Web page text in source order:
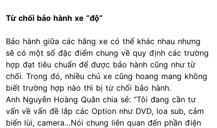
Từ chối bảo hành xe “độ”
Bảo hành giữa các hãng xe có thể khác nhau nhưng
sẽ có một số đặc điểm chung về quy định các trường
hợp đạt tiêu chuẩn để được bảo hành cũng như từ
chối. Trong đó, nhiều chủ xe cũng hoang mang không
biết trường hợp nào thì bị từ chối bảo hành.
Anh Nguyễn Hoàng Quân chia sẻ: “Tôi đang cần tư
vấn về vấn đề lắp các Option như DVD, loa sub, cảm
biến lùi, camera…Nói chung liên quan đến phần điện